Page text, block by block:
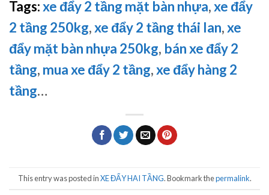
Tags:xe đẩy 2 tầng mặt bàn nhựa,xe đẩy
2 tầng 250kg,xe đẩy 2 tầng thái lan,xe
đẩy mặt bàn nhựa 250kg, bán xe đẩy 2
tầng, mua xe đẩy 2 tầng,xe đẩy hàng 2
tầng…
This entry was posted inXE ĐẨY HAI TẦNG. Bookmark thepermalink.